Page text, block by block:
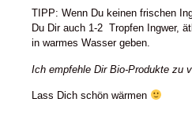
TIPP: Wenn Du keinen frischen
Du Dir auch 1-2 Tropfen Ingwer,
in warmes Wasser geben.
Ich empfehle Dir Bio-Produkte zu
Lass Dich schön wärmen